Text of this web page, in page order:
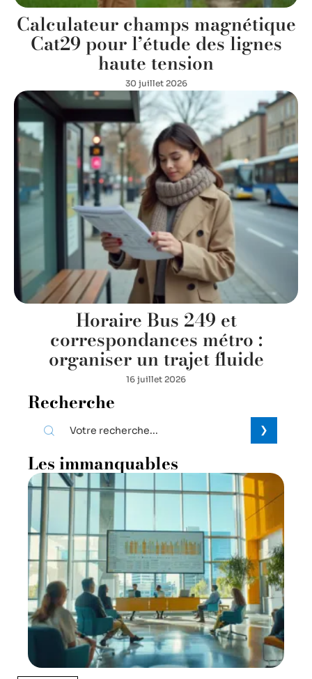
Calculateur champs magnétique
Cat29 pour l’étude des lignes
haute tension
30 juillet 2026
Horaire Bus 249 et
correspondances métro :
organiser un trajet fluide
16 juillet 2026
Recherche
Les immanquables